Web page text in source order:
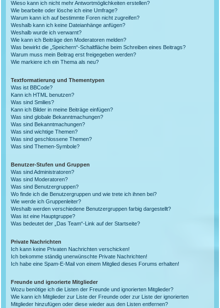
Wieso kann ich nicht mehr Antwortmöglichkeiten erstellen?
Wie bearbeite oder lösche ich eine Umfrage?
Warum kann ich auf bestimmte Foren nicht zugreifen?
Weshalb kann ich keine Dateianhänge anfügen?
Weshalb wurde ich verwarnt?
Wie kann ich Beiträge den Moderatoren melden?
Was bewirkt die „Speichern“-Schaltfläche beim Schreiben eines Beitrags?
Warum muss mein Beitrag erst freigegeben werden?
Wie markiere ich ein Thema als neu?
Textformatierung und Thementypen
Was ist BBCode?
Kann ich HTML benutzen?
Was sind Smilies?
Kann ich Bilder in meine Beiträge einfügen?
Was sind globale Bekanntmachungen?
Was sind Bekanntmachungen?
Was sind wichtige Themen?
Was sind geschlossene Themen?
Was sind Themen-Symbole?
Benutzer-Stufen und Gruppen
Was sind Administratoren?
Was sind Moderatoren?
Was sind Benutzergruppen?
Wo finde ich die Benutzergruppen und wie trete ich ihnen bei?
Wie werde ich Gruppenleiter?
Weshalb werden verschiedene Benutzergruppen farbig dargestellt?
Was ist eine Hauptgruppe?
Was bedeutet der „Das Team“-Link auf der Startseite?
Private Nachrichten
Ich kann keine Privaten Nachrichten verschicken!
Ich bekomme ständig unerwünschte Private Nachrichten!
Ich habe eine Spam-E-Mail von einem Mitglied dieses Forums erhalten!
Freunde und ignorierte Mitglieder
Wozu benötige ich die Listen der Freunde und ignorierten Mitglieder?
Wie kann ich Mitglieder zur Liste der Freunde oder zur Liste der ignorierten
Mitglieder hinzufügen oder diese wieder aus den Listen entfernen?